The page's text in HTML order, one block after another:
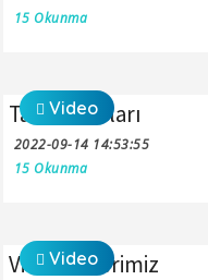
15 Okunma
Video
Tatil Videoları
2022-09-14 14:53:55
15 Okunma
Video
Video Galerimiz